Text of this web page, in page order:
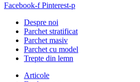
Facebook-f Pinterest-p
Despre noi
Parchet stratificat
Parchet masiv
Parchet cu model
Trepte din lemn
Articole